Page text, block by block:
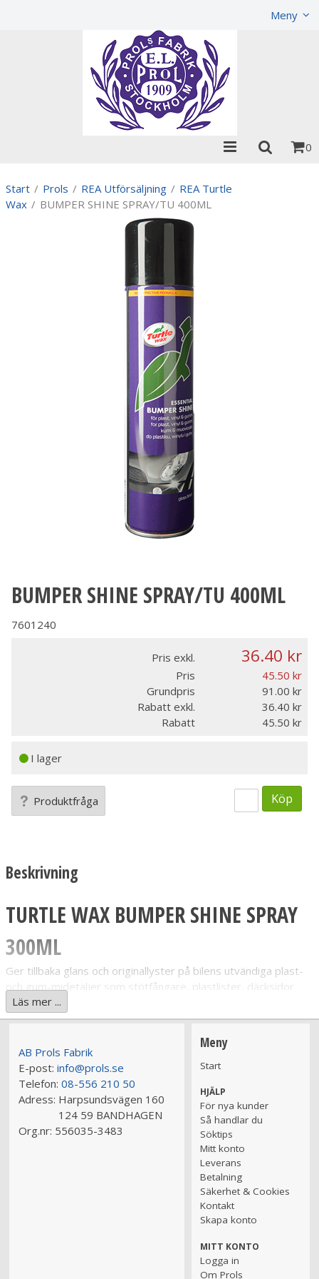
Meny
0
Start / Prols / REA Utförsäljning / REA Turtle
Wax / BUMPER SHINE SPRAY/TU 400ML
BUMPER SHINE SPRAY/TU 400ML
7601240
Pris exkl. 36.40
Pris
45.50
Grundpris
91.00
Rabatt exkl.
36.40
Rabatt
45.50
I lager
Produktfråga Köp
Beskrivning
TURTLE WAX BUMPER SHINE SPRAY
300ML
Ger tillbaka glans och originallyster på bilens utvändiga plast-
och gum-midetaljer som stötfångare, plastlister, däcksidor
m.m.
Spraya endast på torra och rena ytor.
Spraya direkt på ytan som skall behandlas.
Eftertorka med ren trasa.
Att tänka på
Undvik att spraya på däckens slityta och bromsdetaljer.
Läs mer ...
AB Prols Fabrik
E-post: info@prols.se
Telefon: 08-556 210 50
Adress: Harpsundsvägen 160
124 59 BANDHAGEN
Org.nr: 556035-3483
Meny
Start
HJÄLP
För nya kunder
Så handlar du
Söktips
Mitt konto
Leverans
Betalning
Säkerhet & Cookies
Kontakt
Skapa konto
MITT KONTO
Logga in
Om Prols